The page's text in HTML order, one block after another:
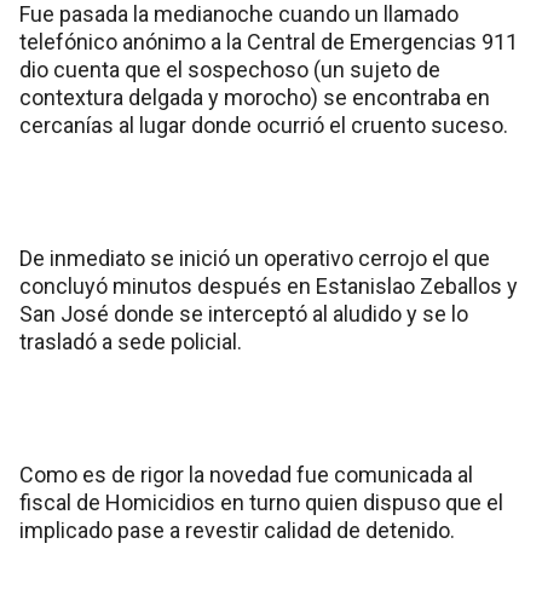
Fue pasada la medianoche cuando un llamado
telefónico anónimo a la Central de Emergencias 911
dio cuenta que el sospechoso (un sujeto de
contextura delgada y morocho) se encontraba en
cercanías al lugar donde ocurrió el cruento suceso.
De inmediato se inició un operativo cerrojo el que
concluyó minutos después en Estanislao Zeballos y
San José donde se interceptó al aludido y se lo
trasladó a sede policial.
Como es de rigor la novedad fue comunicada al
fiscal de Homicidios en turno quien dispuso que el
implicado pase a revestir calidad de detenido.